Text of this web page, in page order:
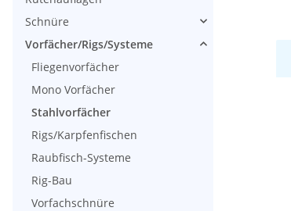
Schnüre
Vorfächer/Rigs/Systeme
Fliegenvorfächer
Mono Vorfächer
Stahlvorfächer
Rigs/Karpfenfischen
Raubfisch-Systeme
Rig-Bau
Vorfachschnüre